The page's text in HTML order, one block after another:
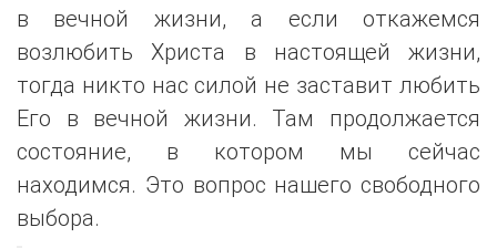
в вечной жизни, а если откажемся
возлюбить Христа в настоящей жизни,
тогда никто нас силой не заставит любить
Его в вечной жизни. Там продолжается
состояние, в котором мы сейчас
находимся. Это вопрос нашего свободного
выбора.